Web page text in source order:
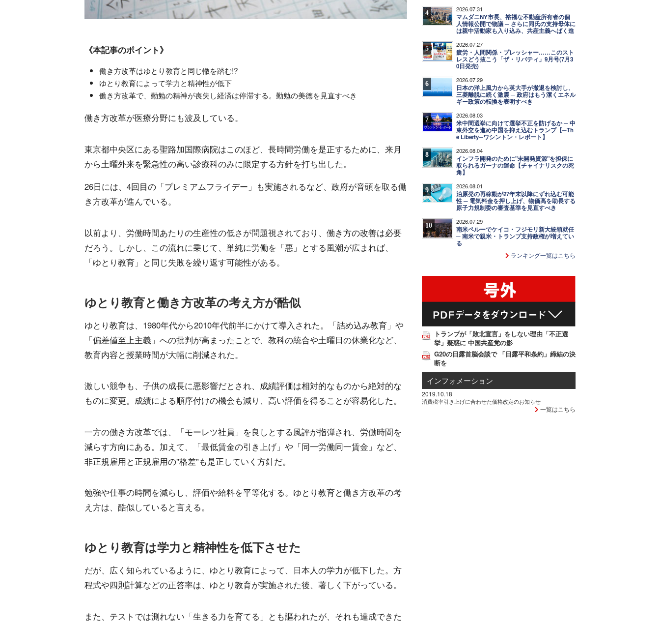
《本記事のポイント》
働き方改革はゆとり教育と同じ轍を踏む!?
ゆとり教育によって学力と精神性が低下
働き方改革で、勤勉の精神が喪失し経済は停滞する。勤勉の美徳を見直すべき
働き方改革が医療分野にも波及している。
東京都中央区にある聖路加国際病院はこのほど、長時間労働を是正するために、来月
から土曜外来を緊急性の高い診療科のみに限定する方針を打ち出した。
26日には、4回目の「プレミアムフライデー」も実施されるなど、政府が音頭を取る働
き方改革が進んでいる。
以前より、労働時間あたりの生産性の低さが問題視されており、働き方の改善は必要
だろう。しかし、この流れに乗じて、単純に労働を「悪」とする風潮が広まれば、
「ゆとり教育」と同じ失敗を繰り返す可能性がある。
ゆとり教育と働き方改革の考え方が酷似
ゆとり教育は、1980年代から2010年代前半にかけて導入された。「詰め込み教育」や
「偏差値至上主義」への批判が高まったことで、教科の統合や土曜日の休業化など、
教育内容と授業時間が大幅に削減された。
激しい競争も、子供の成長に悪影響だとされ、成績評価は相対的なものから絶対的な
ものに変更。成績による順序付けの機会も減り、高い評価を得ることが容易化した。
一方の働き方改革では、「モーレツ社員」を良しとする風評が指弾され、労働時間を
減らす方向にある。加えて、「最低賃金の引き上げ」や「同一労働同一賃金」など、
非正規雇用と正規雇用の"格差"も是正していく方針だ。
勉強や仕事の時間を減らし、評価や給料を平等化する。ゆとり教育と働き方改革の考
え方は、酷似していると言える。
ゆとり教育は学力と精神性を低下させた
だが、広く知られているように、ゆとり教育によって、日本人の学力が低下した。方
程式や四則計算などの正答率は、ゆとり教育が実施された後、著しく下がっている。
また、テストでは測れない「生きる力を育てる」とも謳われたが、それも達成できた
4 2026.07.31
マムダニNY市長、裕福な不動産所有者の個
人情報公開で物議 ─ さらに同氏の支持母体に
は親中活動家も入り込み、共産主義へばく進
5 2026.07.27
疲労・人間関係・プレッシャー……このスト
レスどう抜こう「ザ・リバティ」9月号(7月3
0日発売)
6 2026.07.29
日本の洋上風力から英大手が撤退を検討し、
三菱離脱に続く激震 ─ 政府はもう潔くエネル
ギー政策の転換を表明すべき
7 2026.08.03
米中間選挙に向けて選挙不正を防げるか ─ 中
東外交を進め中国を抑え込むトランプ【─Th
e Liberty─ワシントン・レポート】
8 2026.08.04
インフラ開発のために"未開発資源"を担保に
取られるガーナの運命【チャイナリスクの死
角】
9 2026.08.01
泊原発の再稼動が27年末以降にずれ込む可能
性 ─ 電気料金を押し上げ、物価高を助長する
原子力規制委の審査基準を見直すべき
10 2026.07.29
南米ペルーでケイコ・フジモリ新大統領就任
─ 南米で親米・トランプ支持政権が増えてい
る
ランキング一覧はこちら
トランプが「敗北宣言」をしない理由「不正選
挙」疑惑に 中国共産党の影
G20の日露首脳会談で 「日露平和条約」締結の決
断を
インフォメーション
2019.10.18
消費税率引き上げに合わせた価格改定のお知らせ
一覧はこちら